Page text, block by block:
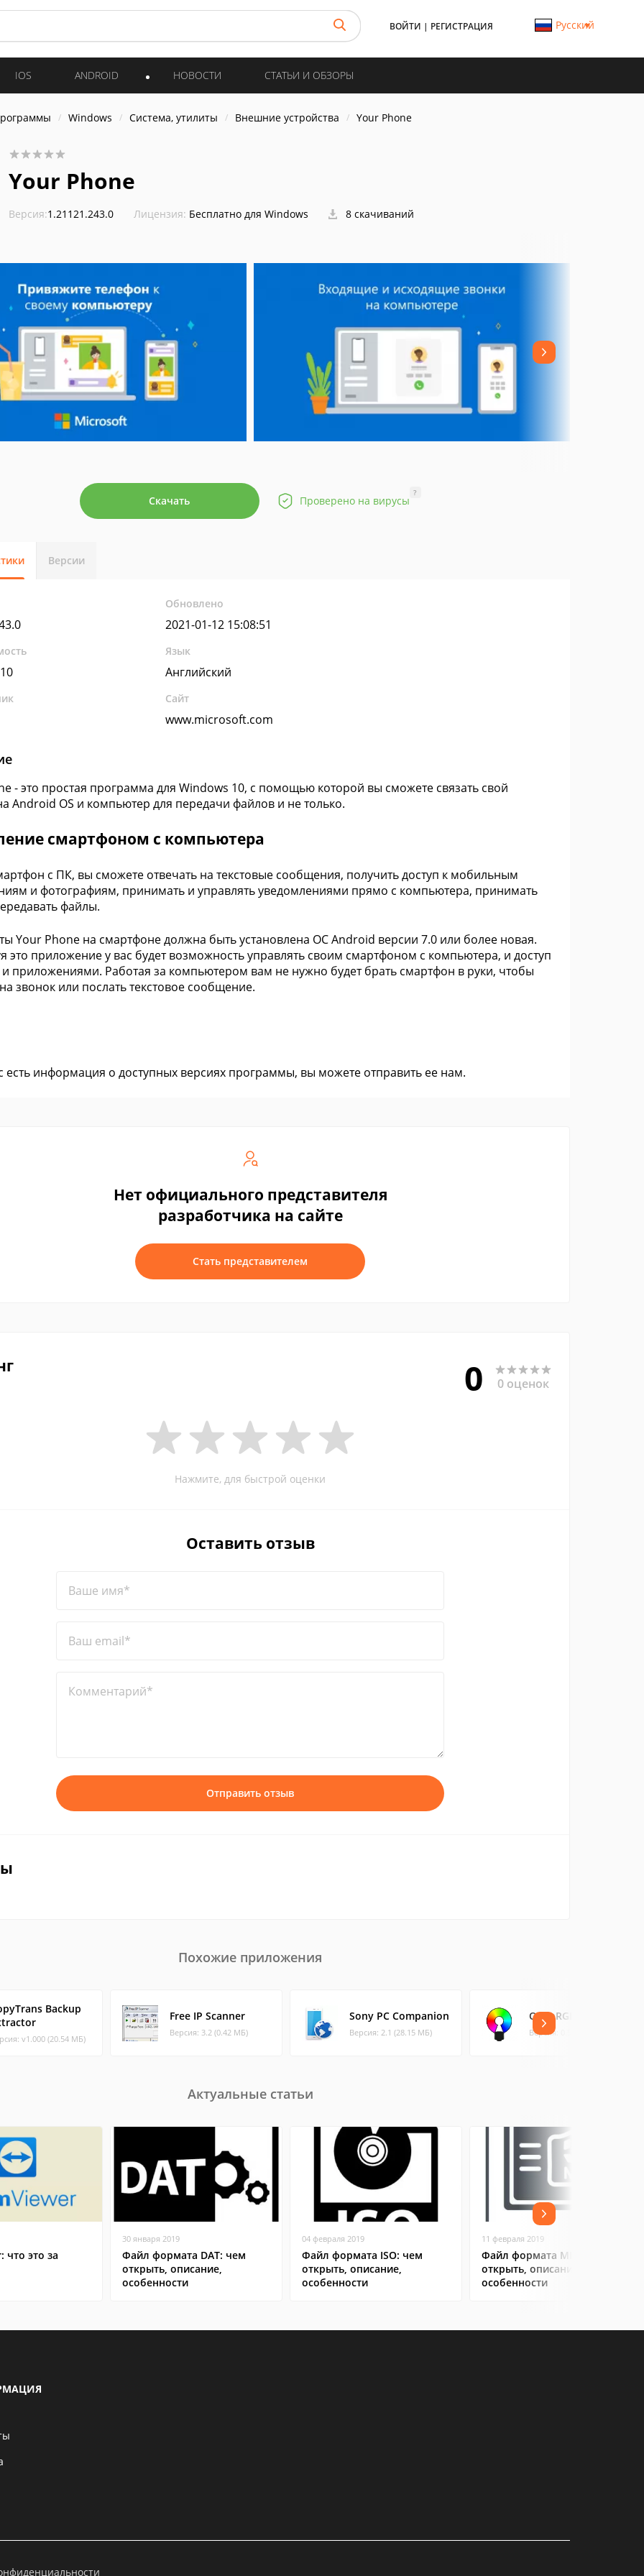
ВОЙТИ | РЕГИСТРАЦИЯ Русский
IOS ANDROID НОВОСТИ СТАТЬИ И ОБЗОРЫ
Windows Система, утилиты Внешние устройства Your Phone
Your Phone
Версия:1.21121.243.0 Лицензия: Бесплатно для Windows 8 скачиваний
Скачать Проверено на вирусы
?
Версии
Обновлено
2021-01-12 15:08:51
Язык
Английский
Сайт
www.microsoft.com
- это простая программа для Windows 10, с помощью которой вы сможете связать свой
Android OS и компьютер для передачи файлов и не только.
смартфоном с компьютера
с ПК, вы сможете отвечать на текстовые сообщения, получить доступ к мобильным
и фотографиям, принимать и управлять уведомлениями прямо с компьютера, принимать
файлы.
Your Phone на смартфоне должна быть установлена ОС Android версии 7.0 или более новая.
это приложение у вас будет возможность управлять своим смартфоном с компьютера, и доступ
приложениями. Работая за компьютером вам не нужно будет брать смартфон в руки, чтобы
звонок или послать текстовое сообщение.
есть информация о доступных версиях программы, вы можете отправить ее нам.
Нет официального представителя
разработчика на сайте
Стать представителем
0 0 оценок
Нажмите, для быстрой оценки
Оставить отзыв
Ваше имя*
Ваш email*
Комментарий*
Отправить отзыв
Похожие приложения
Backup
v1.000 (20.54 МБ)
Free IP Scanner
Версия: 3.2 (0.42 МБ)
Sony PC Companion
Версия: 2.1 (28.15 МБ)
OpenRGB
Версия: 0.5 (5.52 МБ)
Актуальные статьи
что это за
30 января 2019
Файл формата DAT: чем
открыть, описание,
особенности
04 февраля 2019
Файл формата ISO: чем
открыть, описание,
особенности
11 февраля 2019
Файл формата MP4: чем
открыть, описание,
особенности